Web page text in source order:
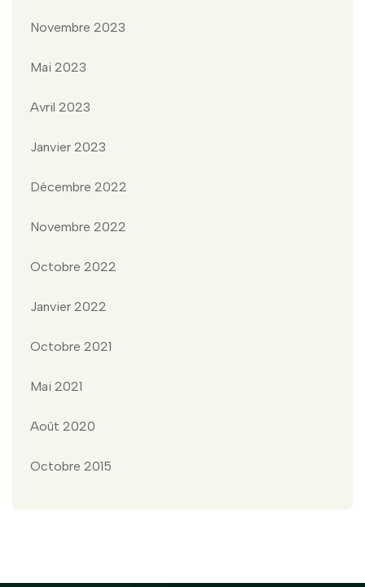
Novembre 2023
Mai 2023
Avril 2023
Janvier 2023
Décembre 2022
Novembre 2022
Octobre 2022
Janvier 2022
Octobre 2021
Mai 2021
Août 2020
Octobre 2015